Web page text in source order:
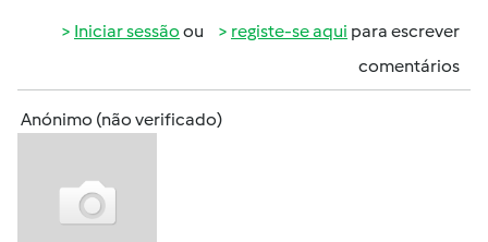
Iniciar sessão ou registe-se aqui para escrever
comentários
Anónimo (não verificado)